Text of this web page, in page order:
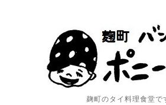
麹町のタイ料理食堂で